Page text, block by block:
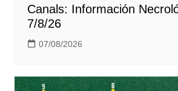
Canals: Información
7/8/26
07/08/2026